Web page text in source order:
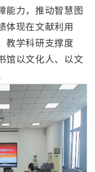
能力，推动智慧图
体现在文献利用
教学科研支撑度
馆以文化人、以文